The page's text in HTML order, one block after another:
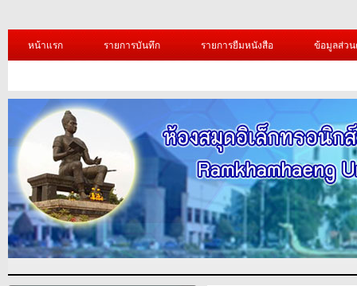
หน้าแรก รายการบันทึก รายการยืมหนังสือ ข้อมูลส่ว